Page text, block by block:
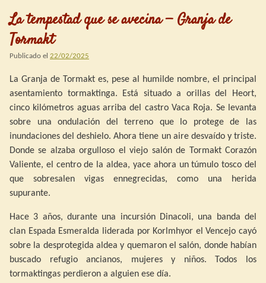
La tempestad que se avecina — Granja de
Tormakt
Publicado el 22/02/2025
La Granja de Tormakt es, pese al humilde nombre, el principal
asentamiento tormaktinga. Está situado a orillas del Heort,
cinco kilómetros aguas arriba del castro Vaca Roja. Se levanta
sobre una ondulación del terreno que lo protege de las
inundaciones del deshielo. Ahora tiene un aire desvaído y triste.
Donde se alzaba orgulloso el viejo salón de Tormakt Corazón
Valiente, el centro de la aldea, yace ahora un túmulo tosco del
que sobresalen vigas ennegrecidas, como una herida
supurante.
Hace 3 años, durante una incursión Dinacoli, una banda del
clan Espada Esmeralda liderada por Korlmhyor el Vencejo cayó
sobre la desprotegida aldea y quemaron el salón, donde habían
buscado refugio ancianos, mujeres y niños. Todos los
tormaktingas perdieron a alguien ese día.